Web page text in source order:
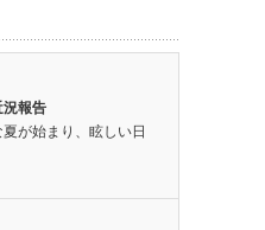
況報告
が始まり、眩しい日